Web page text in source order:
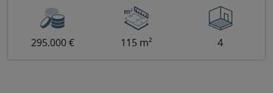
295.000 € 115 m² 4